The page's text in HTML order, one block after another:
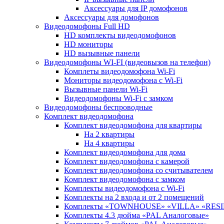
Аксессуары для IP домофонов
Аксессуары для домофонов
Видеодомофоны Full HD
HD комплекты видеодомофонов
HD мониторы
HD вызывные панели
Видеодомофоны WI-FI (видеовызов на телефон)
Комплеты видеодомофона Wi-Fi
Мониторы видеодомофона с Wi-Fi
Вызывные панели Wi-Fi
Видеодомофоны Wi-Fi с замком
Видеодомофоны беспроводные
Комплект видеодомофона
Комплект видеодомофона для квартиры
На 2 квартиры
На 4 квартиры
Комплект видеодомофона для дома
Комплект видеодомофона с камерой
Комплект видеодомофона со считывателем
Комплект видеодомофона c замком
Комплекты видеодомофона с Wi-Fi
Комплекты на 2 входа и от 2 помещений
Комплекты «TOWNHOUSE» «VILLA»
Комплекты 4.3 дюйма «PAL Аналоговые»